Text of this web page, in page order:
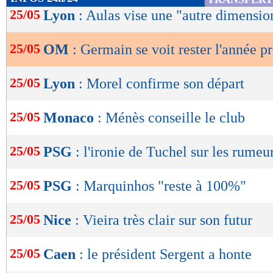
de
lecture
OK
25/05 Lyon : Aulas vise une "autre
25/05 OM : Germain se voit rester l'année
25/05 Lyon : Morel confirme son départ
25/05 Monaco : Ménès conseille le club
25/05 PSG : l'ironie de Tuchel sur les
25/05 PSG : Marquinhos "reste à 100%"
25/05 Nice : Vieira très clair sur son futur
25/05 Caen : le président Sergent a honte